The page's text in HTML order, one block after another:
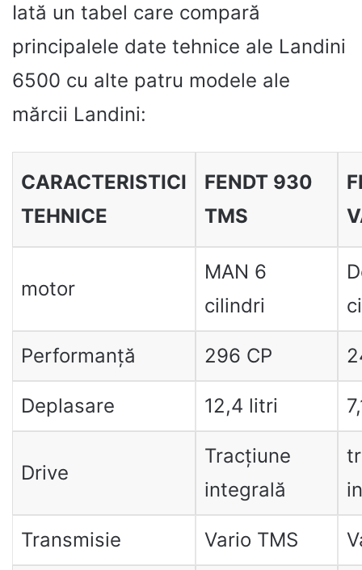
Iată un tabel care compară
principalele date tehnice ale Landini
6500 cu alte patru modele ale
mărcii Landini:
CARACTERISTICI
TEHNICE
FENDT 930
TMS
motor
MAN 6
cilindri
Performanță 296 CP
Deplasare 12,4 litri
Drive
Tracțiune
integrală
Transmisie Vario TMS